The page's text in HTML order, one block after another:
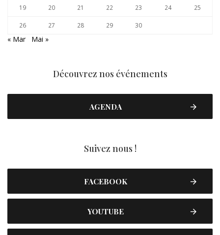
19 20 21 22 23 24 25
26 27 28 29 30
« Mar Mai »
Découvrez nos événements
AGENDA
Suivez nous !
FACEBOOK
YOUTUBE